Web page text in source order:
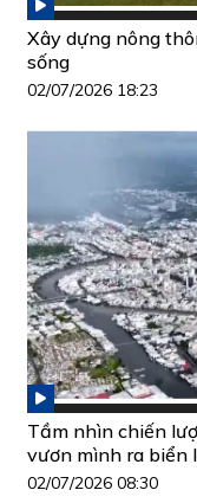
Xây dựng nông
sống
02/07/2026 18:23
Tầm nhìn chiến
vươn mình ra biển
02/07/2026 08:30